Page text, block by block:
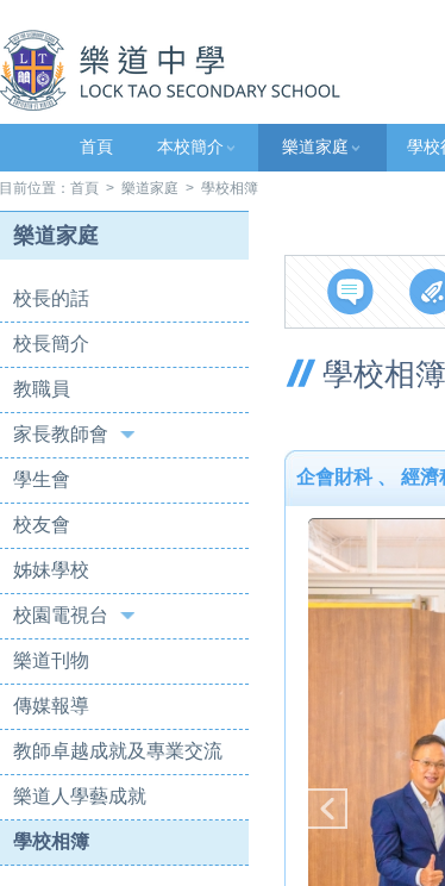
首頁 本校簡介 樂道家庭 學校
目前位置： 首頁 > 樂道家庭 > 學校相簿
樂道家庭
校長的話
校長簡介
教職員
家長教師會
學生會
校友會
姊妹學校
校園電視台
樂道刊物
傳媒報導
教師卓越成就及專業交流
樂道人學藝成就
學校相簿
學校相簿
企會財科 、 經濟